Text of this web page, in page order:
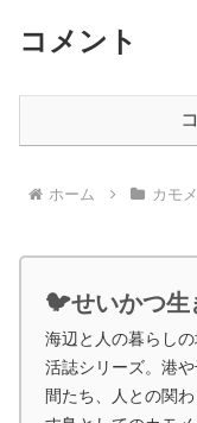
コメント
ホーム カモ
🐦せいかつ
海辺と人の暮らし
活誌シリーズ。港
間たち、人との関